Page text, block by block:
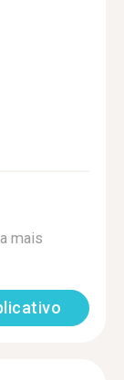
mais